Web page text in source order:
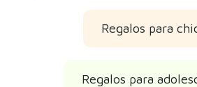
Regalos para
Regalos para